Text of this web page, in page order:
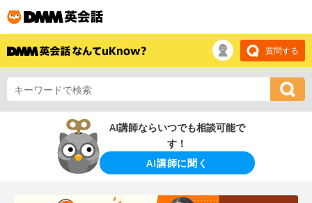
質問する
AI講師ならいつでも相談可能で
す！
AI講師に聞く